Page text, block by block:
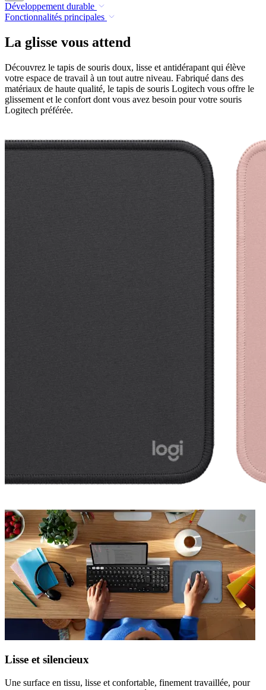
Développement durable
Fonctionnalités principales
La glisse vous attend
Découvrez le tapis de souris doux, lisse et antidérapant qui élève
votre espace de travail à un tout autre niveau. Fabriqué dans des
matériaux de haute qualité, le tapis de souris Logitech vous offre le
glissement et le confort dont vous avez besoin pour votre souris
Logitech préférée.
Lisse et silencieux
Une surface en tissu, lisse et confortable, finement travaillée, pour